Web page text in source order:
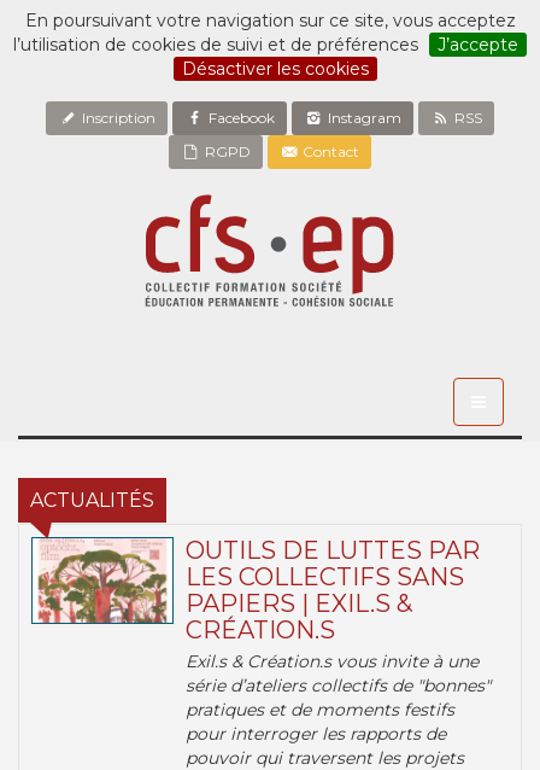
En poursuivant votre navigation sur ce site, vous acceptez
l’utilisation de cookies de suivi et de préférences
J’accepte
Désactiver les cookies
Inscription Facebook Instagram
RSS
RGPD
Contact
ACTUALITÉS
OUTILS DE LUTTES PAR
LES COLLECTIFS SANS
PAPIERS | EXIL.S &
CRÉATION.S
Exil.s & Création.s vous invite à une
série d’ateliers collectifs de "bonnes"
pratiques et de moments festifs
pour interroger les rapports de
pouvoir qui traversent les projets